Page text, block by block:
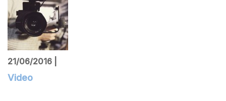
21/06/2016 |
Video